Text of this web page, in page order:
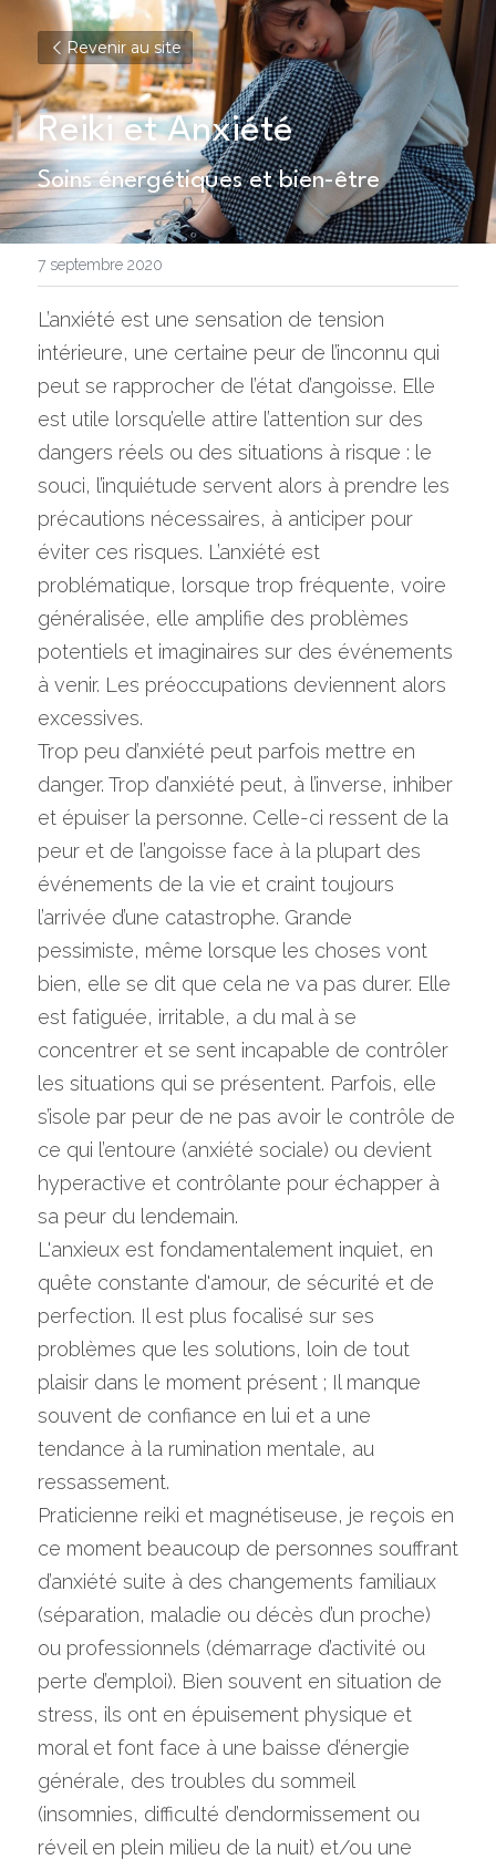
Revenir au site
Reiki et Anxiété
Soins énergétiques et bien-être
7 septembre 2020
L’anxiété est une sensation de tension
intérieure, une certaine peur de l’inconnu qui
peut se rapprocher de l’état d’angoisse. Elle
est utile lorsqu’elle attire l’attention sur des
dangers réels ou des situations à risque : le
souci, l’inquiétude servent alors à prendre les
précautions nécessaires, à anticiper pour
éviter ces risques. L’anxiété est
problématique, lorsque trop fréquente, voire
généralisée, elle amplifie des problèmes
potentiels et imaginaires sur des événements
à venir. Les préoccupations deviennent alors
excessives.
Trop peu d’anxiété peut parfois mettre en
danger. Trop d’anxiété peut, à l’inverse, inhiber
et épuiser la personne. Celle-ci ressent de la
peur et de l’angoisse face à la plupart des
événements de la vie et craint toujours
l’arrivée d’une catastrophe. Grande
pessimiste, même lorsque les choses vont
bien, elle se dit que cela ne va pas durer. Elle
est fatiguée, irritable, a du mal à se
concentrer et se sent incapable de contrôler
les situations qui se présentent. Parfois, elle
s’isole par peur de ne pas avoir le contrôle de
ce qui l’entoure (anxiété sociale) ou devient
hyperactive et contrôlante pour échapper à
sa peur du lendemain.
L'anxieux est fondamentalement inquiet, en
quête constante d'amour, de sécurité et de
perfection. Il est plus focalisé sur ses
problèmes que les solutions, loin de tout
plaisir dans le moment présent ; Il manque
souvent de confiance en lui et a une
tendance à la rumination mentale, au
ressassement.
Praticienne reiki et magnétiseuse, je reçois en
ce moment beaucoup de personnes souffrant
d’anxiété suite à des changements familiaux
(séparation, maladie ou décès d’un proche)
ou professionnels (démarrage d’activité ou
perte d’emploi). Bien souvent en situation de
stress, ils ont en épuisement physique et
moral et font face à une baisse d’énergie
générale, des troubles du sommeil
(insomnies, difficulté d’endormissement ou
réveil en plein milieu de la nuit) et/ou une